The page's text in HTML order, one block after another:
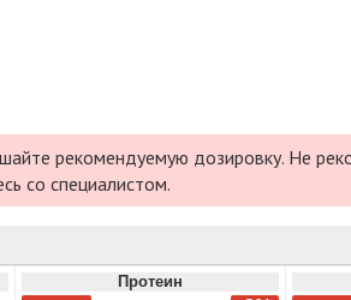
рекомендуемую дозировку. Не
со специалистом.
Протеин